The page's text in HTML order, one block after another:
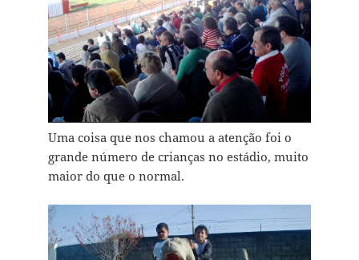
Uma coisa que nos chamou a atenção foi o
grande número de crianças no estádio, muito
maior do que o normal.